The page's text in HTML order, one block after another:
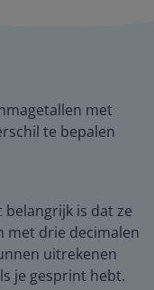
met
te bepalen
is dat ze
met drie decimalen
uitrekenen
je gesprint hebt.